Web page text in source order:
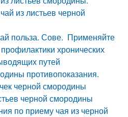
из листьев черной
польза. Сове. Применяйте
хронических
путей
противопоказания.
черной смородины
черной смородины
по приему чая из черной